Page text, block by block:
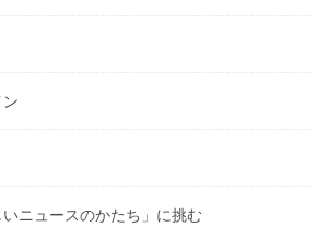
ニュースのかたち」に挑む